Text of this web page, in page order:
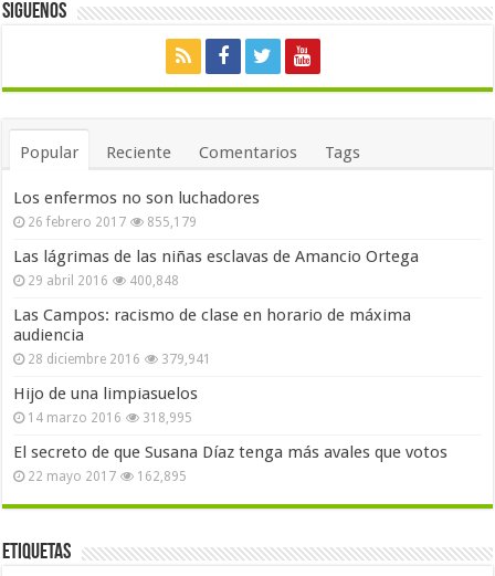
Siguenos
Popular Reciente Comentarios Tags
Los enfermos no son luchadores
26 febrero 2017 855,179
Las lágrimas de las niñas esclavas de Amancio Ortega
29 abril 2016 400,848
Las Campos: racismo de clase en horario de máxima
audiencia
28 diciembre 2016 379,941
Hijo de una limpiasuelos
14 marzo 2016 318,995
El secreto de que Susana Díaz tenga más avales que votos
22 mayo 2017 162,895
Etiquetas